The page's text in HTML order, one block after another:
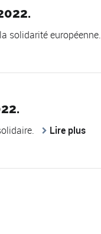
solidarité européenne.
Lire plus